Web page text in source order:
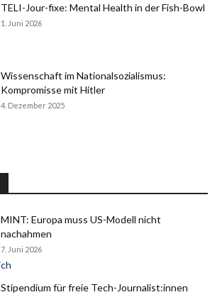
TELI-Jour-fixe: Mental Health in der Fish-Bowl
1. Juni 2026
Wissenschaft im Nationalsozialismus:
Kompromisse mit Hitler
4. Dezember 2025
MINT: Europa muss US-Modell nicht
nachahmen
7. Juni 2026
Stipendium für freie Tech-Journalist:innen